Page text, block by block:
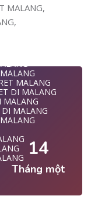
MALANG,
MALANG
MALANG
DI MALANG
MALANG
MALANG
14
Tháng một